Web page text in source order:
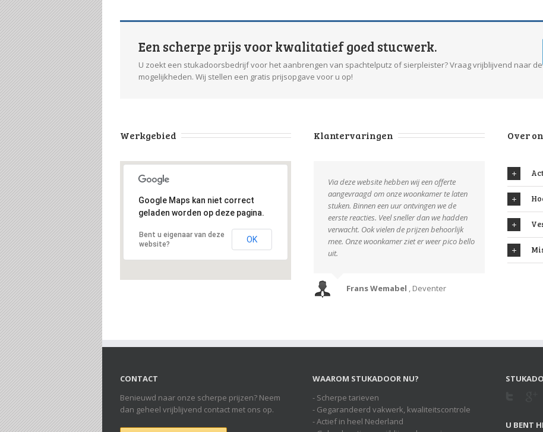
Een scherpe prijs voor kwalitatief goed stucwerk.
U zoekt een stukadoorsbedrijf voor het aanbrengen van spachtelputz of sierpleister? Vraag vrijblijvend naar de
mogelijkheden. Wij stellen een gratis prijsopgave voor u op!
Werkgebied
Google Maps kan niet correct
geladen worden op deze pagina.
Bent u eigenaar van deze
website?
OK
Klantervaringen
Via deze website hebben wij een offerte
aangevraagd om onze woonkamer te laten
stuken. Binnen een uur ontvingen we de
eerste reacties. Veel sneller dan we hadden
verwacht. Ook vielen de prijzen behoorlijk
mee. Onze woonkamer ziet er weer pico bello
uit.
Frans Wemabel ,Deventer
Over
CONTACT
Benieuwd naar onze scherpe prijzen? Neem
dan geheel vrijblijvend contact met ons op.
WAAROM STUKADOOR NU?
- Scherpe tarieven
- Gegarandeerd vakwerk, kwaliteitscontrole
- Actief in heel Nederland
U BENT